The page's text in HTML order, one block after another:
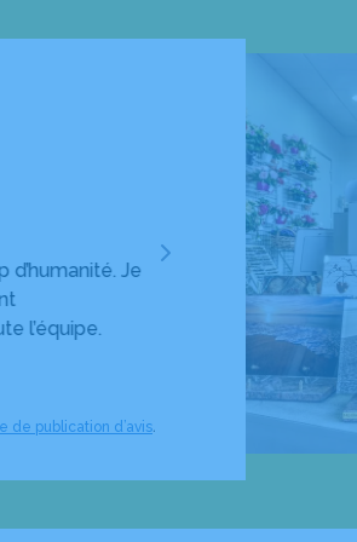
Je
l’équipe.
David
Rien à redire, Bryan
tout nous expliquer,
satisfaisantes
de publication d’avis.